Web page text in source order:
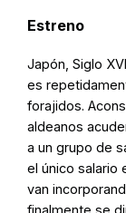
Estreno
Japón, Siglo
es
forajidos.
aldeanos
a un grupo de
el único salario
van